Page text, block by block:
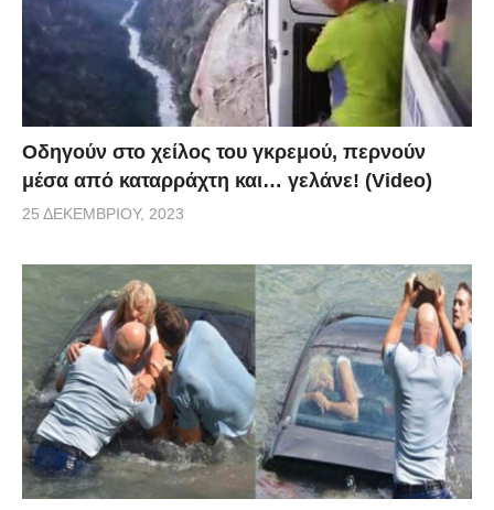
Οδηγούν στο χείλος του γκρεμού, περνούν
μέσα από καταρράχτη και… γελάνε! (Video)
25 ΔΕΚΕΜΒΡΊΟΥ, 2023